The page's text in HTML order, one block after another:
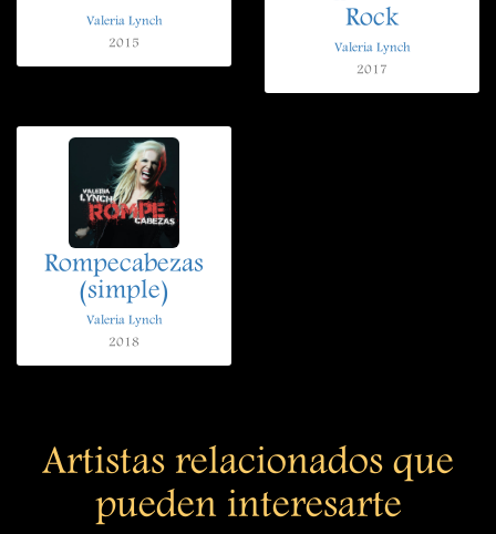
Valeria Lynch
2015
Rock
Valeria Lynch
2017
Rompecabezas
(simple)
Valeria Lynch
2018
Artistas relacionados que
pueden interesarte